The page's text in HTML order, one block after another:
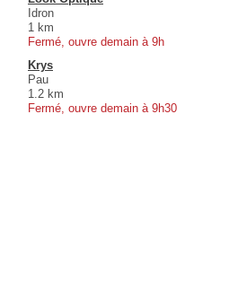
Idron
1 km
Fermé, ouvre demain à 9h
Krys
Pau
1.2 km
Fermé, ouvre demain à 9h30